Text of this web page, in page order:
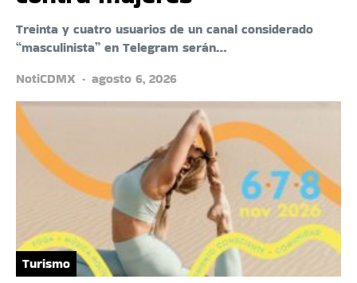
Treinta y cuatro usuarios de un canal considerado
“masculinista” en Telegram serán…
NotiCDMX
agosto 6, 2026
Turismo